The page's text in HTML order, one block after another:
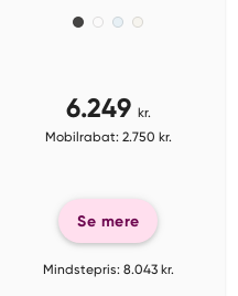
6.249 kr.
Mobilrabat: 2.750 kr.
Se mere
Mindstepris: 8.043 kr.